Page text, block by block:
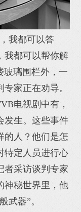
我都可以答
我都可以帮你解
玻璃围栏外，一
家正在劝导。
电视剧中有，
发生。这些事件
的人？他们是怎
特定人员进行心
者采访谈判专家
神秘世界里，他
武器”。